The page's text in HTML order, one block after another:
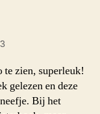
zien, superleuk!
gelezen en deze
Bij het